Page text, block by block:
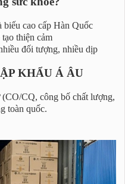
biếu cao cấp Hàn Quốc
thiện cảm
đối tượng, nhiều dịp
KHẨU Á ÂU
CQ, công bố chất lượng,
toàn quốc.